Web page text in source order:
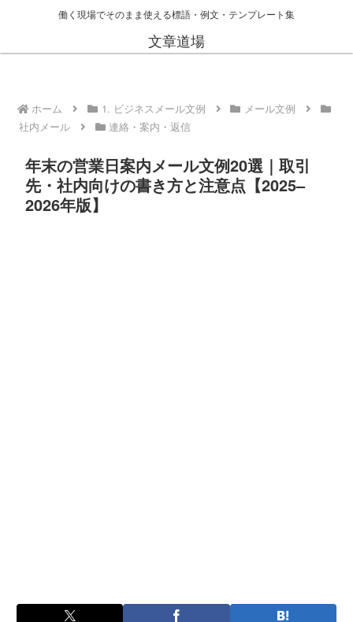
働く現場でそのまま使える標語・例文・テンプレート集
文章道場
ホーム 1. ビジネスメール文例
メール文例
社内メール
連絡・案内・返信
年末の営業日案内メール文例20選｜取引
先・社内向けの書き方と注意点【2025–
2026年版】